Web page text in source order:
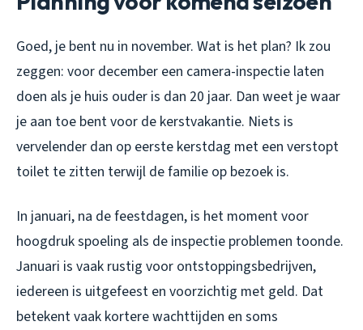
Goed, je bent nu in november. Wat is het plan? Ik zou
zeggen: voor december een camera-inspectie laten
doen als je huis ouder is dan 20 jaar. Dan weet je waar
je aan toe bent voor de kerstvakantie. Niets is
vervelender dan op eerste kerstdag met een verstopt
toilet te zitten terwijl de familie op bezoek is.
In januari, na de feestdagen, is het moment voor
hoogdruk spoeling als de inspectie problemen toonde.
Januari is vaak rustig voor ontstoppingsbedrijven,
iedereen is uitgefeest en voorzichtig met geld. Dat
betekent vaak kortere wachttijden en soms